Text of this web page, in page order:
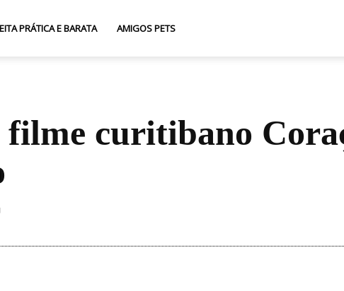
PRÁTICA E BARATA AMIGOS PETS
curitibano